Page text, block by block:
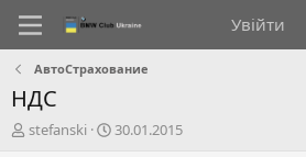
Увійти
АвтоСтрахование
НДС
А
stefanski
Д
30.01.2015